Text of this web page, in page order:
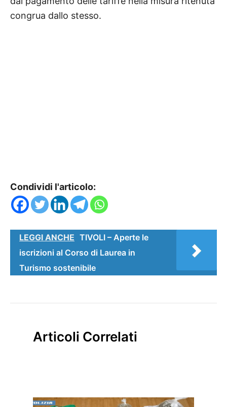
congrua dallo stesso.
Condividi l'articolo:
LEGGI ANCHE TIVOLI – Aperte le
iscrizioni al Corso di Laurea in
Turismo sostenibile
Articoli Correlati